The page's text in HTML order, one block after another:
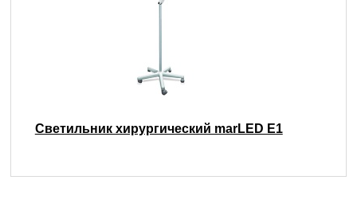
Светильник хирургический marLED E1